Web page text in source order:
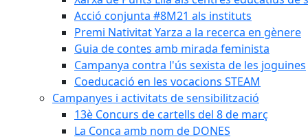
Acció conjunta #8M21 als instituts
Premi Nativitat Yarza a la recerca en gènere
Guia de contes amb mirada feminista
Campanya contra l'ús sexista de les joguines
Coeducació en les vocacions STEAM
Campanyes i activitats de sensibilització
13è Concurs de cartells del 8 de març
La Conca amb nom de DONES